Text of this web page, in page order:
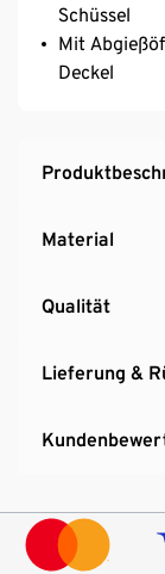
Schüssel
Mit
Deckel
Material
Qualität
Lieferung &